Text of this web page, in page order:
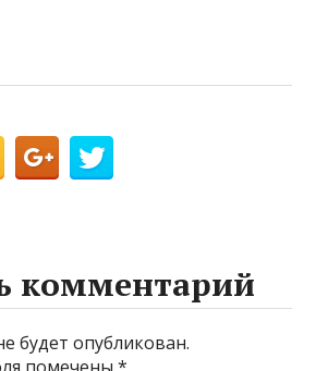
комментарий
будет опубликован.